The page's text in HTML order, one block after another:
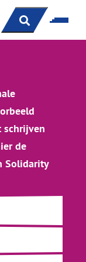
schrijven
de
Solidarity